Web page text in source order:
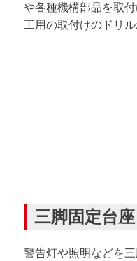
や各種機構部品を取
工用の取付けのドリ
三脚固定台
警告灯や照明などを